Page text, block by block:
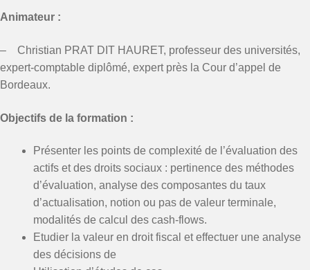
Animateur :
– Christian PRAT DIT HAURET, professeur des universités,
expert-comptable diplômé, expert près la Cour d’appel de
Bordeaux.
Objectifs de la formation :
Présenter les points de complexité de l’évaluation des
actifs et des droits sociaux : pertinence des méthodes
d’évaluation, analyse des composantes du taux
d’actualisation, notion ou pas de valeur terminale,
modalités de calcul des cash-flows.
Etudier la valeur en droit fiscal et effectuer une analyse
des décisions de